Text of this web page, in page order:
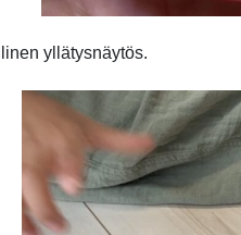
yllätysnäytös.